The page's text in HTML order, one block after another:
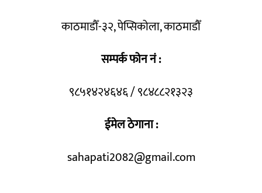
काठमाडौँ-३२, पेप्सिकोला, काठमाडौँ
सम्पर्क फोन नं :
९८५१४२४६४६ / ९८४८८२१३२३
ईमेल ठेगाना :
sahapati2082@gmail.com